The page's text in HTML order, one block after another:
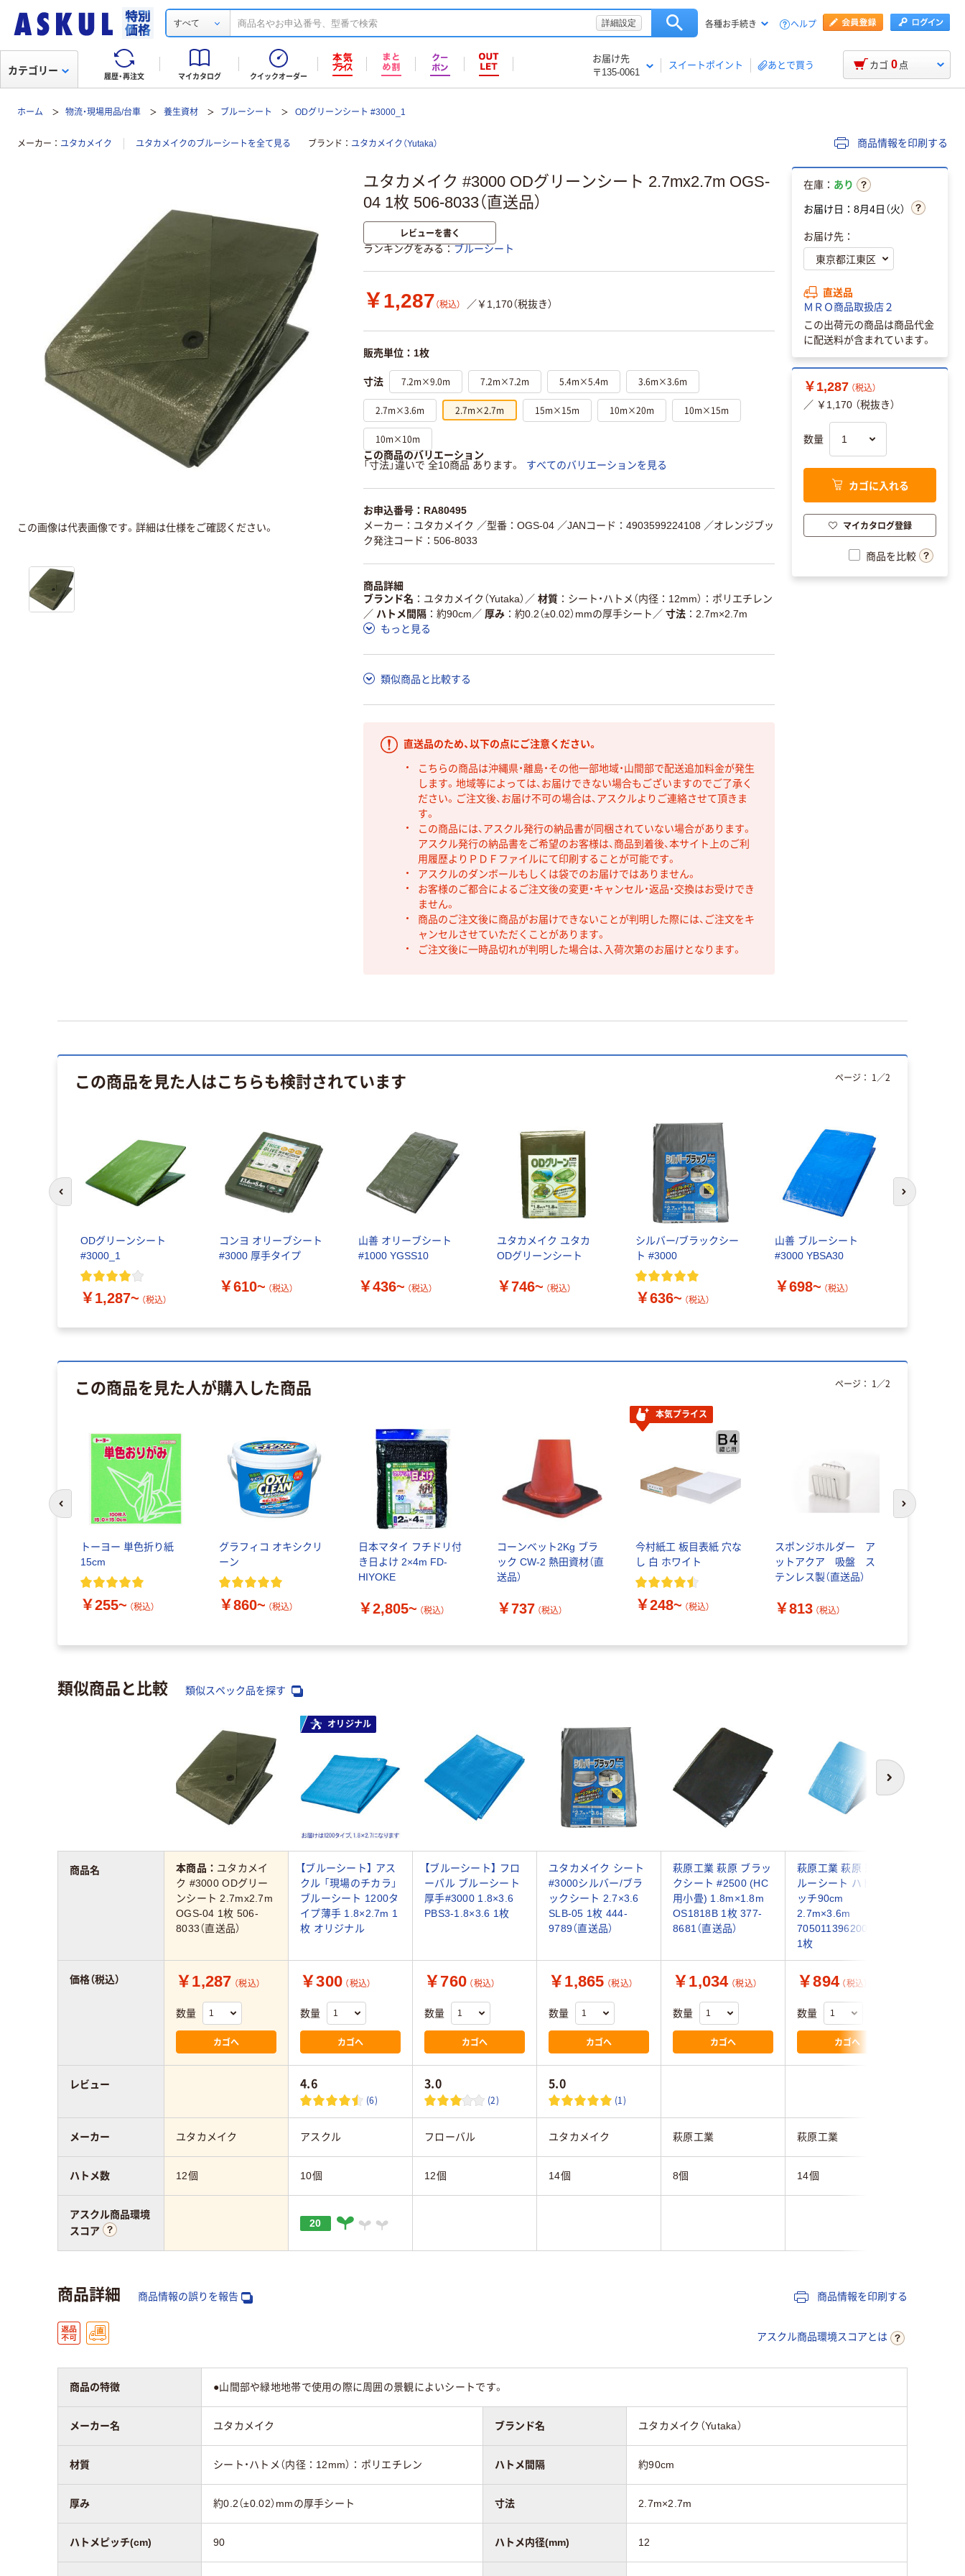
すべて 詳細設定 各種お手続き ヘルプ
履歴・再注文 マイカタログ クイックオーダー
お届け先
〒135-0061
スイートポイント あとで買う
カテゴリー カゴ 0 点
ホーム 物流・現場用品/台車 養生資材 ブルーシート ODグリーンシート #3000_1
メーカー ユタカメイク ユタカメイクのブルーシートを全て見る ブランド ユタカメイク（Yutaka） 商品情報を印刷する
ユタカメイク #3000 ODグリーンシート 2.7mx2.7m OGS-
04 1枚 506-8033（直送品）
レビューを書く
ランキングをみる ブルーシート
￥1,287 （税込） ／￥1,170（税抜き）
販売単位：1枚
寸法 7.2m×9.0m 7.2m×7.2m 5.4m×5.4m 3.6m×3.6m
2.7m×3.6m 2.7m×2.7m 15m×15m 10m×20m 10m×15m
10m×10m
この商品のバリエーション
「寸法」違いで 全10商品 あります。
すべてのバリエーションを見る
お申込番号：RA80495
メーカー：ユタカメイク ／型番：OGS-04 ／JANコード：4903599224108 ／オレンジブッ
ク発注コード：506-8033
商品詳細
ブランド名
ユタカメイク（Yutaka） ／ 材質
シート・ハトメ（内径：12mm）：ポリエチレン
／ ハトメ間隔 約90cm ／ 厚み 約0.2（±0.02）mmの厚手シート ／ 寸法
2.7m×2.7m
もっと見る
類似商品と比較する
直送品のため、以下の点にご注意ください。
こちらの商品は沖縄県・離島・その他一部地域・山間部で配送追加料金が発生
します。地域等によっては、お届けできない場合もございますのでご了承く
ださい。ご注文後、お届け不可の場合は、アスクルよりご連絡させて頂きま
す。
この商品には、アスクル発行の納品書が同梱されていない場合があります。
アスクル発行の納品書をご希望のお客様は、商品到着後、本サイト上のご利
用履歴よりＰＤＦファイルにて印刷することが可能です。
アスクルのダンボールもしくは袋でのお届けではありません。
お客様のご都合によるご注文後の変更・キャンセル・返品・交換はお受けでき
ません。
商品のご注文後に商品がお届けできないことが判明した際には、ご注文をキ
ャンセルさせていただくことがあります。
ご注文後に一時品切れが判明した場合は、入荷次第のお届けとなります。
この画像は代表画像です。詳細は仕様をご確認ください。
在庫： あり
お届け日：8月4日（火）
お届け先：
直送品
ＭＲＯ商品取扱店２
この出荷元の商品は商品代金
に配送料が含まれています。
￥1,287 （税込）
／ ￥1,170 （税抜き）
数量
カゴに入れる
マイカタログ登録
商品を比較
この商品を見た人はこちらも検討されています
ODグリーンシート
#3000_1
￥1,287~ （税込）
コンヨ オリーブシート
#3000 厚手タイプ
￥610~ （税込）
山善 オリーブシート
#1000 YGSS10
￥436~ （税込）
ユタカメイク ユタカ
ODグリーンシート
￥746~ （税込）
シルバー/ブラックシー
ト #3000
￥636~ （税込）
山善 ブルーシート
#3000 YBSA30
￥698~ （税込）
ページ： 1 ／2
前のスライドへ 次のスライド
この商品を見た人が購入した商品
トーヨー 単色折り紙
15cm
￥255~ （税込）
グラフィコ オキシクリ
ーン
￥860~ （税込）
日本マタイ フチドリ付
き日よけ 2×4m FD-
HIYOKE
￥2,805~ （税込）
コーンベット2Kg ブラ
ック CW-2 熱田資材（直
送品）
￥737 （税込）
本気プライス
今村紙工 板目表紙 穴な
し 白 ホワイト
￥248~ （税込）
スポンジホルダー ア
ットアクア 吸盤 ス
テンレス製（直送品）
￥813 （税込）
ページ： 1 ／2
前のスライドへ 次のスライド
類似商品と比較 類似スペック品を探す
次へ
オリジナル
本商品： ユタカメイ
ク #3000 ODグリー
ンシート 2.7mx2.7m
OGS-04 1枚 506-
8033（直送品）
【ブルーシート】 アス
クル 「現場のチカラ」
ブルーシート 1200タ
イプ薄手 1.8×2.7m 1
枚 オリジナル
【ブルーシート】 フロ
ーバル ブルーシート
厚手#3000 1.8×3.6
PBS3-1.8×3.6 1枚
ユタカメイク シート
#3000シルバー/ブラ
ックシート 2.7×3.6
SLB-05 1枚 444-
9789（直送品）
萩原工業 萩原 ブラッ
クシート #2500 (HC
用小畳) 1.8m×1.8m
OS1818B 1枚 377-
8681（直送品）
萩原工業 萩原 薄手ブ
ルーシート ハトメピ
ッチ90cm
2.7m×3.6m
70501139620027036
1枚
￥1,287 （税込）
数量
カゴへ
￥300 （税込）
数量
カゴへ
￥760 （税込）
数量
カゴへ
￥1,865 （税込）
数量
カゴへ
￥1,034 （税込）
数量
カゴへ
￥894 （税込）
数量
カゴへ
4.6
(6)
3.0
(2)
5.0
(1)
ユタカメイク アスクル フローバル ユタカメイク 萩原工業 萩原工業
12個 10個 12個 14個 8個 14個
20
商品名
価格（税込）
レビュー
メーカー
ハトメ数
アスクル商品環境
スコア
商品詳細 商品情報の誤りを報告 商品情報を印刷する
アスクル商品環境スコアとは
商品の特徴 ●山間部や緑地地帯で使用の際に周囲の景観によいシートです。
メーカー名 ユタカメイク ブランド名 ユタカメイク（Yutaka）
材質 シート・ハトメ（内径：12mm）：ポリエチレン ハトメ間隔 約90cm
厚み 約0.2（±0.02）mmの厚手シート 寸法 2.7m×2.7m
ハトメピッチ(cm) 90 ハトメ内径(mm) 12